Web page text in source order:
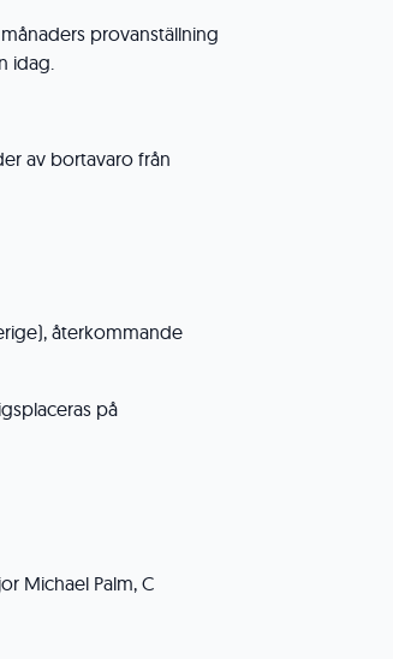
provanställning
idag.
av bortavaro från
återkommande
på
Michael Palm, C